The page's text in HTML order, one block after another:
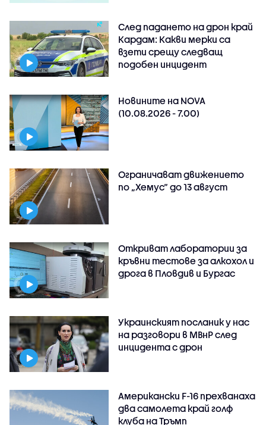
След падането на дрон край
Кардам: Какви мерки са
взети срещу следващ
подобен инцидент
Новините на NOVA
(10.08.2026 - 7.00)
Ограничават движението
по „Хемус“ до 13 август
Откриват лаборатории за
кръвни тестове за алкохол и
дрога в Пловдив и Бургас
Украинският посланик у нас
на разговори в МВнР след
инцидента с дрон
Американски F-16 прехванаха
два самолета край голф
клуба на Тръмп